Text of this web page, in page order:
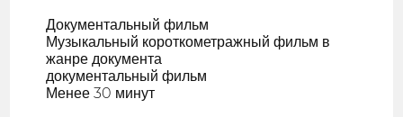
Документальный фильм
Музыкальный короткометражный фильм в
жанре документа
документальный фильм
Менее 30 минут